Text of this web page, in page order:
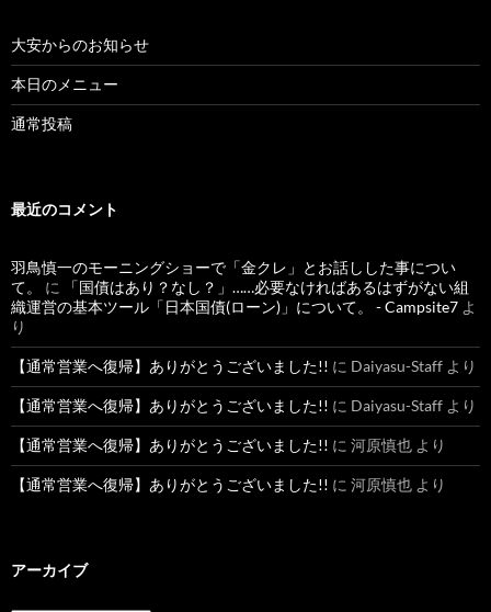
大安からのお知らせ
本日のメニュー
通常投稿
最近のコメント
羽鳥慎一のモーニングショーで「金クレ」とお話しした事につい
て。
に
「国債はあり？なし？」……必要なければあるはずがない組
織運営の基本ツール「日本国債(ローン)」について。 - Campsite7 よ
り
【通常営業へ復帰】ありがとうございました!! に Daiyasu-Staff より
【通常営業へ復帰】ありがとうございました!! に Daiyasu-Staff より
【通常営業へ復帰】ありがとうございました!! に 河原慎也 より
【通常営業へ復帰】ありがとうございました!! に 河原慎也 より
アーカイブ